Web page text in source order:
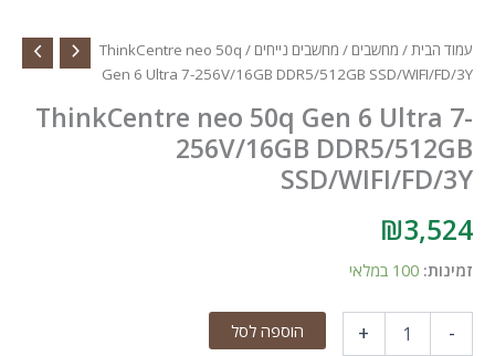
עמוד הבית/ מחשבים / מחשבים נייחים
/ ThinkCentre neo 50q
Gen 6 Ultra 7-256V/16GB DDR5/512GB SSD/WIFI/FD/3Y
ThinkCentre neo 50q Gen 6 Ultra 7-
256V/16GB DDR5/512GB
SSD/WIFI/FD/3Y
₪3,524
זמינות: 100 במלאי
-
+ הוספה לסל